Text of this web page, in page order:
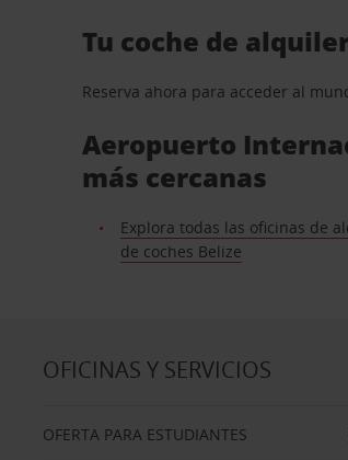
Tu coche de
Reserva ahora para acceder al
Aeropuerto
más cercanas
Explora todas las oficinas de
de coches Belize
OFICINAS Y SERVICIOS
OFERTA PARA ESTUDIANTES